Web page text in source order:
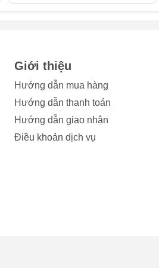
dấu hiệu quan trọng bạn cần lưu ý
bên trong, gây hư hỏng nghiêm
sút, không còn sắc nét như ban
mắt thường khó nhận thấy. Đây là
bẩn, bạn sẽ thấy những vệt sáng
có thể khắc phục triệt để bằng
hoặc va đập có thể khiến kính
Giới thiệu
Hướng dẫn mua hàng
Hướng dẫn thanh toán
Hướng dẫn giao nhận
Điều khoản dịch vụ